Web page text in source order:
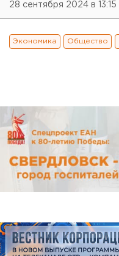
28 сентября 2024 в 13:15
Экономика Общество